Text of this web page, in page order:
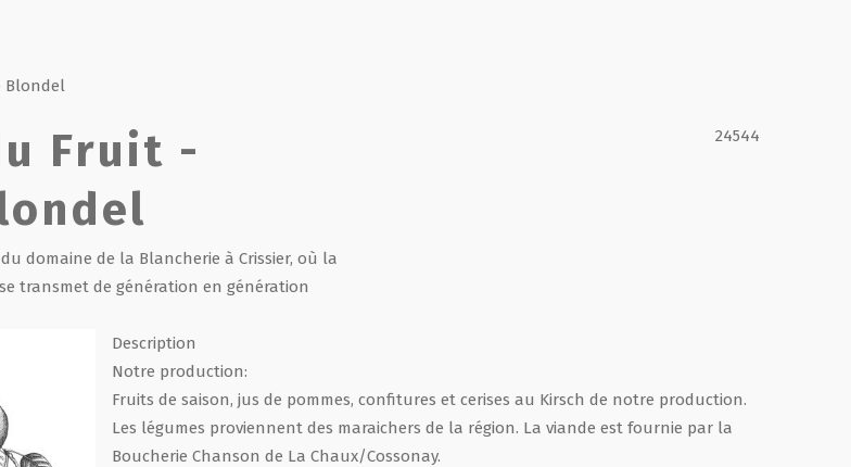
Blondel
Fruit -
domaine de la Blancherie à Crissier, où la
transmet de génération en génération
24544
Description
Notre production:
Fruits de saison, jus de pommes, confitures et cerises au Kirsch de notre production.
Les légumes proviennent des maraichers de la région. La viande est fournie par la
Boucherie Chanson de La Chaux/Cossonay.